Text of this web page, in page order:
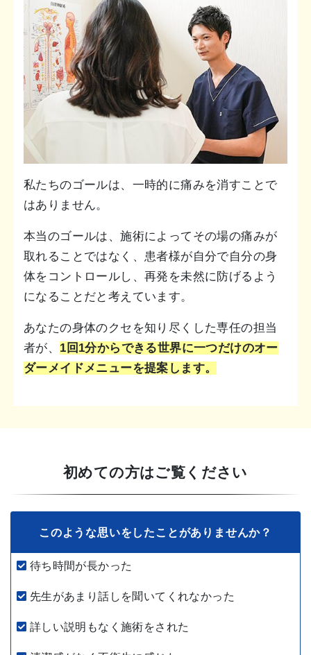
私たちのゴールは、一時的に痛みを消すことで
はありません。
本当のゴールは、施術によってその場の痛みが
取れることではなく、患者様が自分で自分の身
体をコントロールし、再発を未然に防げるよう
になることだと考えています。
あなたの身体のクセを知り尽くした専任の担当
者が、 1回1分からできる世界に一つだけのオー
ダーメイドメニューを提案します。
初めての方はご覧ください
このような思いをしたことがありませんか？
待ち時間が長かった
先生があまり話しを聞いてくれなかった
詳しい説明もなく施術をされた